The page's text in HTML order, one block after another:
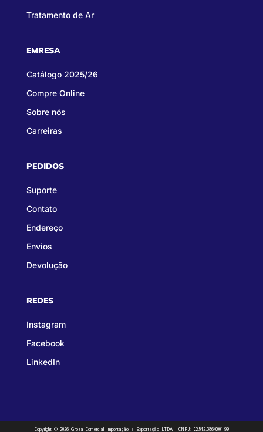
Tratamento de Ar
EMRESA
Catálogo 2025/26
Compre Online
Sobre nós
Carreiras
PEDIDOS
Suporte
Contato
Endereço
Envios
Devolução
REDES
Instagram
Facebook
LinkedIn
Copyright © 2026 Groza Comercial Importação e Exportação LTDA - CNPJ: 02.542.386/0001-99